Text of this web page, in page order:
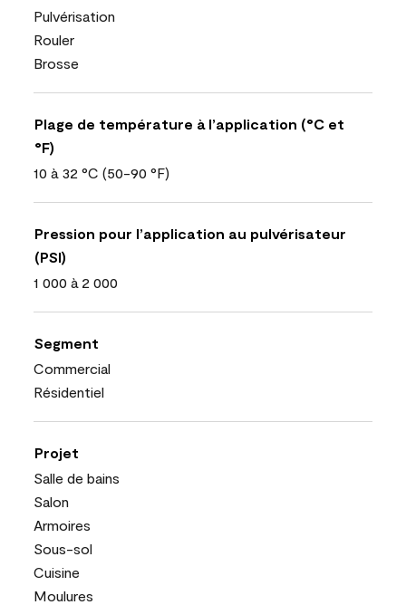
Pulvérisation
Rouler
Brosse
Plage de température à l’application (°C et
°F)
10 à 32 °C (50-90 °F)
Pression pour l’application au pulvérisateur
(PSI)
1 000 à 2 000
Segment
Commercial
Résidentiel
Projet
Salle de bains
Salon
Armoires
Sous-sol
Cuisine
Moulures